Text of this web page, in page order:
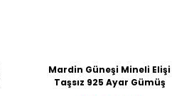
Mardin Güneşi Mineli Elişi
Taşsız 925 Ayar Gümüş